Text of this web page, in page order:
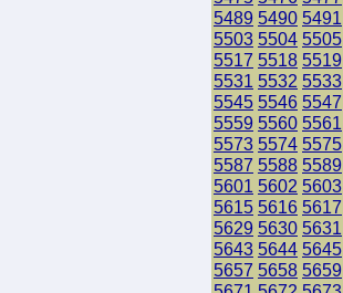
5489 5490 5491
5503 5504 5505
5517 5518 5519
5531 5532 5533
5545 5546 5547
5559 5560 5561
5573 5574 5575
5587 5588 5589
5601 5602 5603
5615 5616 5617
5629 5630 5631
5643 5644 5645
5657 5658 5659